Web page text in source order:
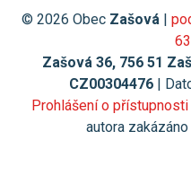
© 2026 Obec Zašová|
Zašová 36, 756 51
CZ00304476 |
Prohlášení o přístupnosti
autora